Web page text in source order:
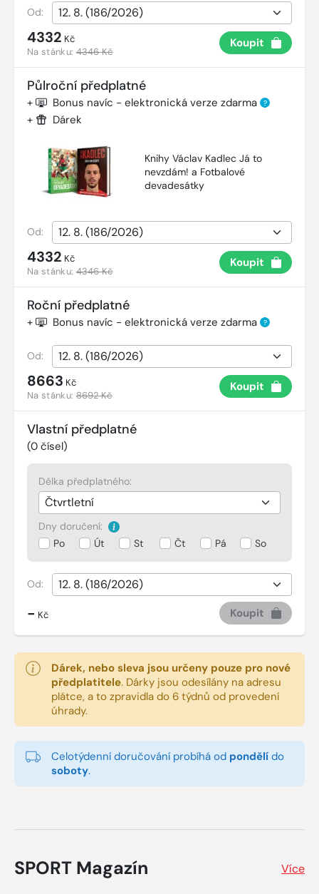
Od:
4332 Kč
Na stánku:4346 Kč
Koupit
Půlroční předplatné
+ Bonus navíc - elektronická verze zdarma ?
+ Dárek
Knihy Václav Kadlec Já to
nevzdám! a Fotbalové
devadesátky
Od:
4332 Kč
Na stánku:4346 Kč
Koupit
Roční předplatné
+ Bonus navíc - elektronická verze zdarma ?
Od:
8663 Kč
Na stánku:8692 Kč
Koupit
Vlastní předplatné
(0 čísel)
Délka předplatného:
Dny doručení:
Po
Út St Čt Pá So
Od:
- Kč Koupit
Dárek, nebo sleva jsou určeny pouze pro nové
předplatitele. Dárky jsou odesílány na adresu
plátce, a to zpravidla do 6 týdnů od provedení
úhrady.
Celotýdenní doručování probíhá od pondělí do
soboty.
SPORT Magazín Více